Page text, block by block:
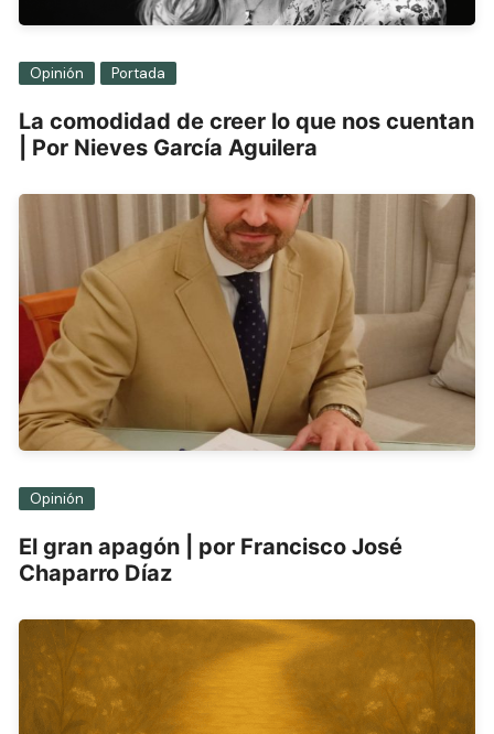
Opinión Portada
La comodidad de creer lo que nos cuentan
| Por Nieves García Aguilera
Opinión
El gran apagón | por Francisco José
Chaparro Díaz